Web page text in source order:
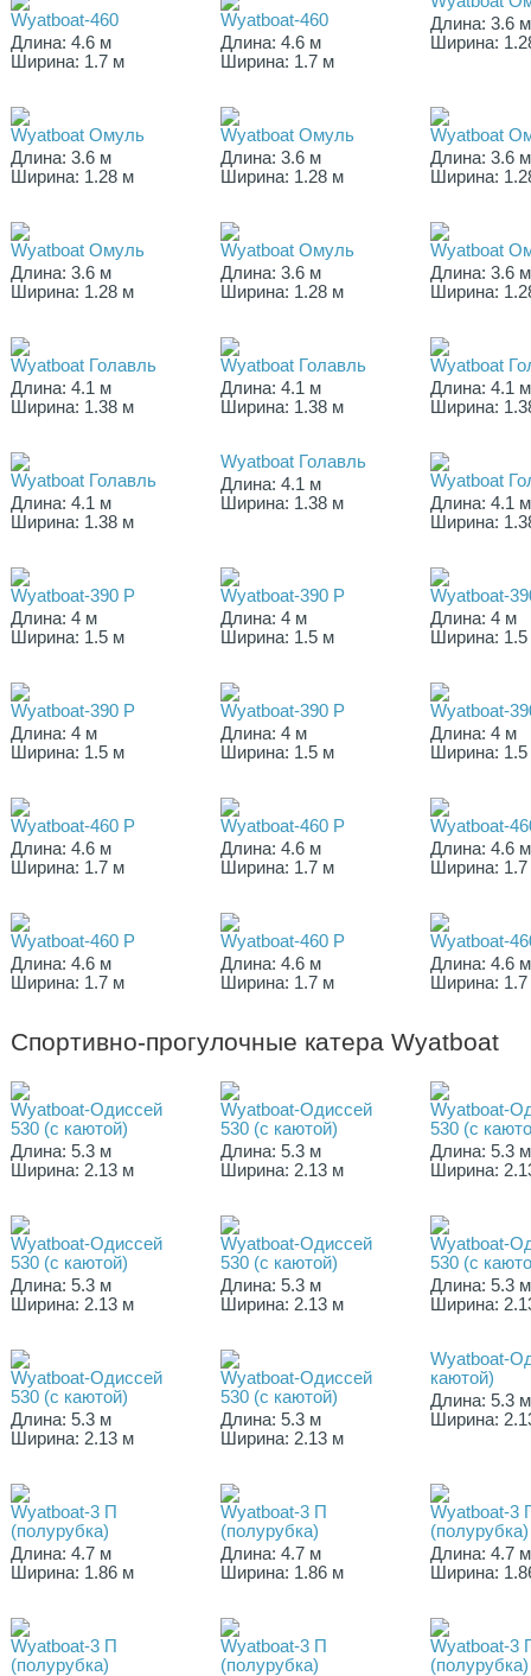
Wyatboat-460
Длина: 4.6 м
Ширина: 1.7 м
Wyatboat-460
Длина: 4.6 м
Ширина: 1.7 м
Длина: 3.6 м
Ширина:
Wyatboat Омуль
Длина: 3.6 м
Ширина: 1.28 м
Wyatboat Омуль
Длина: 3.6 м
Ширина: 1.28 м
Wyatboat
Длина: 3.6 м
Ширина:
Wyatboat Омуль
Длина: 3.6 м
Ширина: 1.28 м
Wyatboat Омуль
Длина: 3.6 м
Ширина: 1.28 м
Wyatboat
Длина: 3.6 м
Ширина:
Wyatboat Голавль
Длина: 4.1 м
Ширина: 1.38 м
Wyatboat Голавль
Длина: 4.1 м
Ширина: 1.38 м
Wyatboat
Длина: 4.1 м
Ширина:
Wyatboat Голавль
Длина: 4.1 м
Ширина: 1.38 м
Wyatboat Голавль
Длина: 4.1 м
Ширина: 1.38 м
Wyatboat
Длина: 4.1 м
Ширина:
Wyatboat-390 P
Длина: 4 м
Ширина: 1.5 м
Wyatboat-390 P
Длина: 4 м
Ширина: 1.5 м
Wyatboat-
Длина: 4 м
Ширина:
Wyatboat-390 P
Длина: 4 м
Ширина: 1.5 м
Wyatboat-390 P
Длина: 4 м
Ширина: 1.5 м
Wyatboat-
Длина: 4 м
Ширина:
Wyatboat-460 P
Длина: 4.6 м
Ширина: 1.7 м
Wyatboat-460 P
Длина: 4.6 м
Ширина: 1.7 м
Wyatboat-
Длина: 4.6 м
Ширина:
Wyatboat-460 P
Длина: 4.6 м
Ширина: 1.7 м
Wyatboat-460 P
Длина: 4.6 м
Ширина: 1.7 м
Wyatboat-
Длина: 4.6 м
Ширина:
Спортивно-прогулочные катера Wyatboat
Wyatboat-Одиссей
530 (с каютой)
Длина: 5.3 м
Ширина: 2.13 м
Wyatboat-Одиссей
530 (с каютой)
Длина: 5.3 м
Ширина: 2.13 м
Wyatboat-
530 (с
Длина: 5.3 м
Ширина:
Wyatboat-Одиссей
530 (с каютой)
Длина: 5.3 м
Ширина: 2.13 м
Wyatboat-Одиссей
530 (с каютой)
Длина: 5.3 м
Ширина: 2.13 м
Wyatboat-
530 (с
Длина: 5.3 м
Ширина:
Wyatboat-Одиссей
530 (с каютой)
Длина: 5.3 м
Ширина: 2.13 м
Wyatboat-Одиссей
530 (с каютой)
Длина: 5.3 м
Ширина: 2.13 м
Wyatboat-
каютой)
Длина: 5.3 м
Ширина:
Wyatboat-3 П
(полурубка)
Длина: 4.7 м
Ширина: 1.86 м
Wyatboat-3 П
(полурубка)
Длина: 4.7 м
Ширина: 1.86 м
Wyatboat-3
(полурубка)
Длина: 4.7 м
Ширина:
Wyatboat-3 П
(полурубка)
Wyatboat-3 П
(полурубка)
Wyatboat-3
(полурубка)